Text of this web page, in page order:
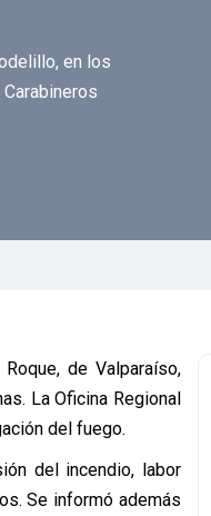
en los
de Valparaíso,
La Oficina Regional
del fuego.
del incendio, labor
Se informó además